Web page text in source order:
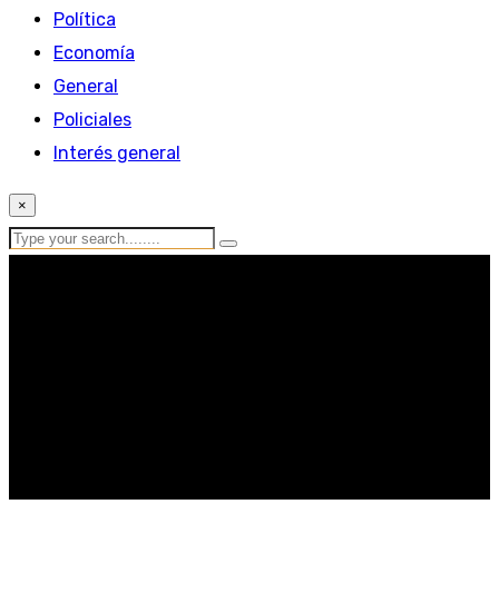
Política
Economía
General
Policiales
Interés general
×